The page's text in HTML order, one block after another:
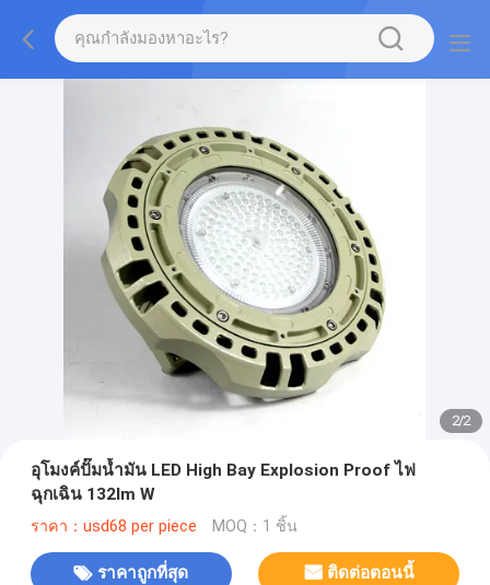
2/2
อุโมงค์ปั๊มน้ำมัน LED High Bay Explosion Proof ไฟ
ฉุกเฉิน 132lm W
ราคา：usd68 per piece MOQ：1 ชิ้น
ราคาถูกที่สุด ติดต่อตอนนี้